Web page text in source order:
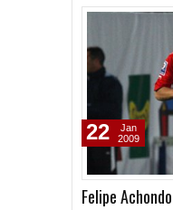
Felipe
22
Jan
2009